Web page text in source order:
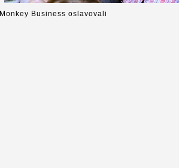
Monkey Business oslavovali